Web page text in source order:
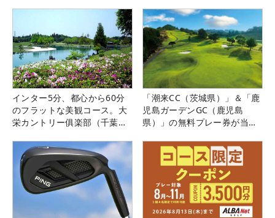
インター5分、都心から60分
のフラットな美観コース。大
栄カントリー俱楽部（千葉
「潮来CC（茨城県）」＆「鹿
児島ガーデンGC（鹿児島
県）」の無料プレー券が当た